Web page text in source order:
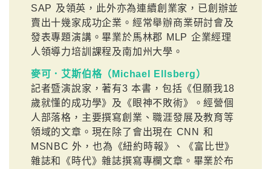
SAP 及領英，此外亦為連續創業家，已創辦並
賣出十幾家成功企業。經常舉辦商業研討會及
發表專題演講。畢業於馬林郡 MLP 企業經理
人領導力培訓課程及南加州大學。
麥可．艾斯伯格（Michael Ellsberg）
記者暨演說家，著有3 本書，包括《但願我18
歲就懂的成功學》及《眼神不敗術》。經營個
人部落格，主要撰寫創業、職涯發展及教育等
領域的文章。現在除了會出現在 CNN 和
MSNBC 外，也為《紐約時報》、《富比世》
雜誌和《時代》雜誌撰寫專欄文章。畢業於布